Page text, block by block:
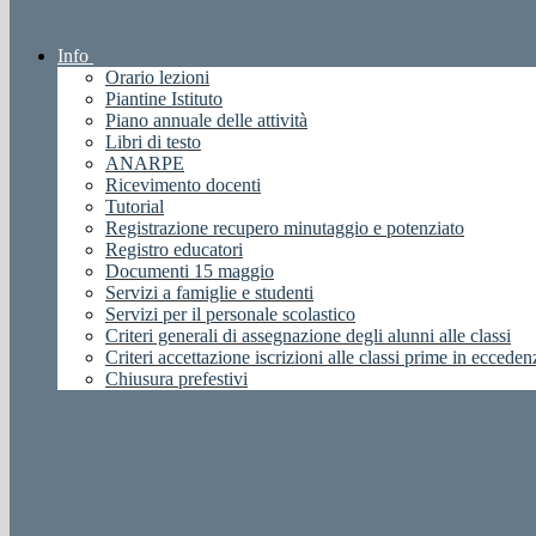
Info
Orario lezioni
Piantine Istituto
Piano annuale delle attività
Libri di testo
ANARPE
Ricevimento docenti
Tutorial
Registrazione recupero minutaggio e potenziato
Registro educatori
Documenti 15 maggio
Servizi a famiglie e studenti
Servizi per il personale scolastico
Criteri generali di assegnazione degli alunni alle classi
Criteri accettazione iscrizioni alle classi prime in
Chiusura prefestivi